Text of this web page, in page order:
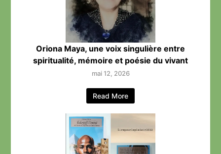
Oriona Maya, une voix singulière entre
spiritualité, mémoire et poésie du vivant
mai 12, 2026
Read More